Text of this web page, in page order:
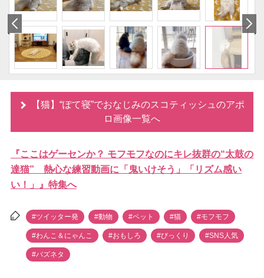
【猫】“ぽて寝”でおなじみのスコティッシュのアポ
ロ画像一覧へ
『ここはゲーセンか？ モフモフなのにキレ抜群の“太鼓の
達猫” 熱心な練習動画に「鬼いけそう」「リズム感い
い！」』特集へ
#ツイッター発 #動物 #ペット #猫 #モフモフ
#わんこ＆にゃんこ #おもしろ #びっくり #SNS人気
#バズネタ